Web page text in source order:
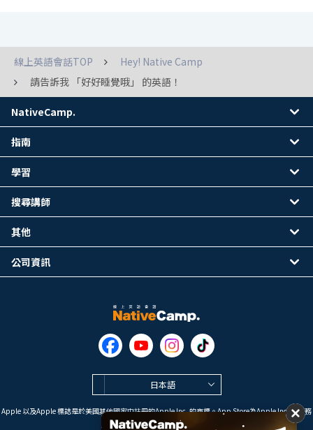
線上英語會話TOP
Hey! Native Camp
請告訴我 「好好睡覺哦」 的英語！
日本語
Apple 以及Apple 標誌是於美國其他國家中註冊的Apple Inc. 的商標。App Store為Apple Inc. 的服務
標誌。
NativeCamp.
指南
學習
搜尋講師
其他
公司資訊